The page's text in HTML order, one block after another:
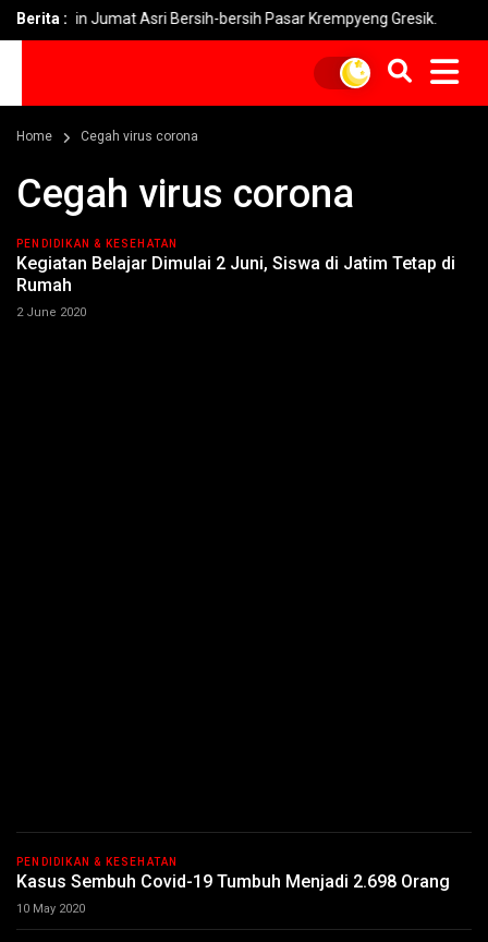
Berita :
Pimpin Jumat Asri Bersih-bersih Pasar Krempyeng Gresik.
Home Cegah virus corona
Cegah virus corona
PENDIDIKAN & KESEHATAN
Kegiatan Belajar Dimulai 2 Juni, Siswa di Jatim Tetap di
Rumah
2 June 2020
PENDIDIKAN & KESEHATAN
Kasus Sembuh Covid-19 Tumbuh Menjadi 2.698 Orang
10 May 2020